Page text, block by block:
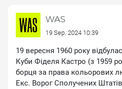
WAS
19 Sep. 2024 10:39
19 вересня 1960 року
Куби Фіделя Кастро (з 1959
борця за права
Екс. Ворог Сполучених
Responsible: